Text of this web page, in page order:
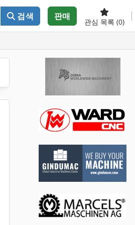
검색 판매
관심 목록 (0)